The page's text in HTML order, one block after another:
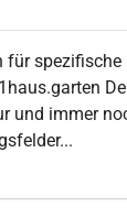
für spezifische
und immer